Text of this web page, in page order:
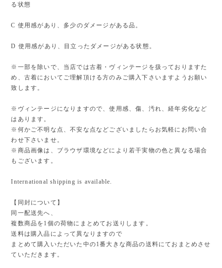
る状態
C 使用感があり、多少のダメージがある品。
D 使用感があり、目立ったダメージがある状態。
※一部を除いで、当店では古着・ヴィンテージを扱っておりますた
め、古着においてご理解頂ける方のみご購入下さいますようお願い
致します。
※ヴィンテージになりますので、使用感、傷、汚れ、経年劣化など
はあります。
※何かご不明な点、不安な点などございましたらお気軽にお問い合
わせ下さいませ。
※商品画像は、ブラウザ環境などにより若干実物の色と異なる場合
もございます。
International shipping is available.
【同封について】
同一配送先へ、
複数商品を1個の荷物にまとめてお送りします。
送料は購入品によって異なりますので
まとめて購入いただいた中の1番大きな商品の送料にておまとめさせ
ていただきます。